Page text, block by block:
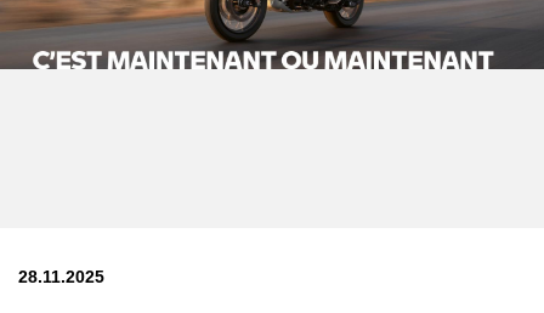
28.11.2025